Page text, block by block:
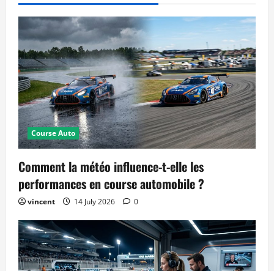
Course Auto
Comment la météo influence-t-elle les
performances en course automobile ?
vincent 14 July 2026 0